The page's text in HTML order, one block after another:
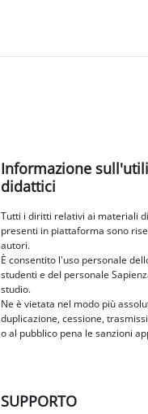
Bloques
Informazione
didattici
Tutti i diritti relativi ai materiali
presenti in piattaforma sono
autori.
È consentito l'uso personale
studenti e del personale
studio.
Ne è vietata nel modo più
duplicazione, cessione,
o al pubblico pena le sanzioni
SUPPORTO